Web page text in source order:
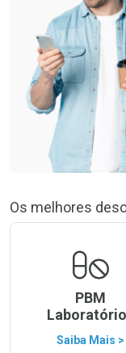
Os melhores
PBM
Saiba Mais >